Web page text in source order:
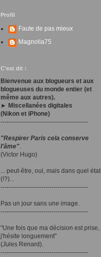
Profil
Faute de pas mieux
Magnolia75
C'est dit :
Bienvenue aux blogueurs et aux
blogueuses du monde entier (et
même aux autres).
► Miscellanées digitales
(Nikon et iPhone)
-------------------------------------------
"Respirer Paris cela conserve
l'âme".
(Victor Hugo)
... peut-être, oui, mais dans quel état
(!?)...
-------------------------------------------
Pas un jour sans une image.
-------------------------------------------
"Une fois que ma décision est prise,
j'hésite longuement"
(Jules Renard).
-------------------------------------------